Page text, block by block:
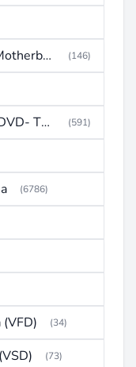
Tarjeta madre de PC - ( Motherboard ) (146)
Televideo (TV-VCR. TV-DVD- TV-DVD-VCR) (591)
(6786)
(34)
(73)